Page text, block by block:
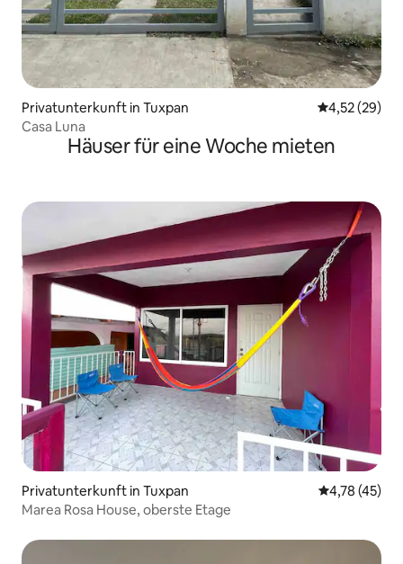
Privatunterkunft in Tuxpan
4,52 (29)
Casa Luna
Häuser für eine Woche mieten
Privatunterkunft in Tuxpan
4,78 (45)
Marea Rosa House, oberste Etage